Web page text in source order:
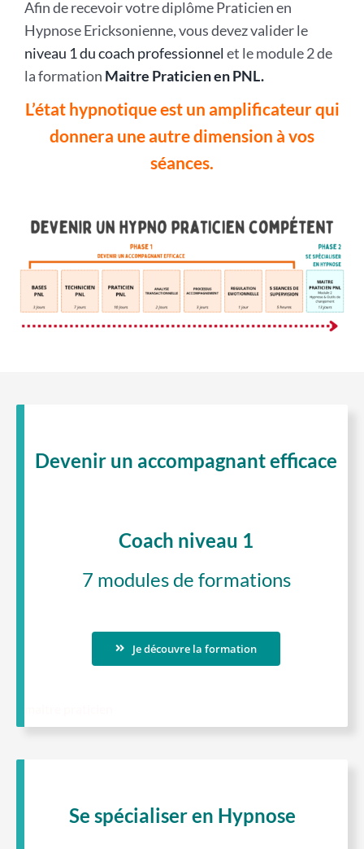
Afin de recevoir votre diplôme Praticien en
Hypnose Ericksonienne, vous devez valider le
niveau 1 du coach professionnel et le module 2 de
la formation Maitre Praticien en PNL.
L’état hypnotique est un amplificateur qui
donnera une autre dimension à vos
séances.
Devenir un accompagnant efficace
Coach niveau 1
7 modules de formations
Je découvre la formation
Se spécialiser en Hypnose